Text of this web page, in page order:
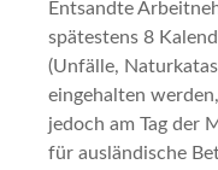
Entsandte
spätestens 8
(Unfälle,
eingehalten
jedoch am Tag der
für ausländische